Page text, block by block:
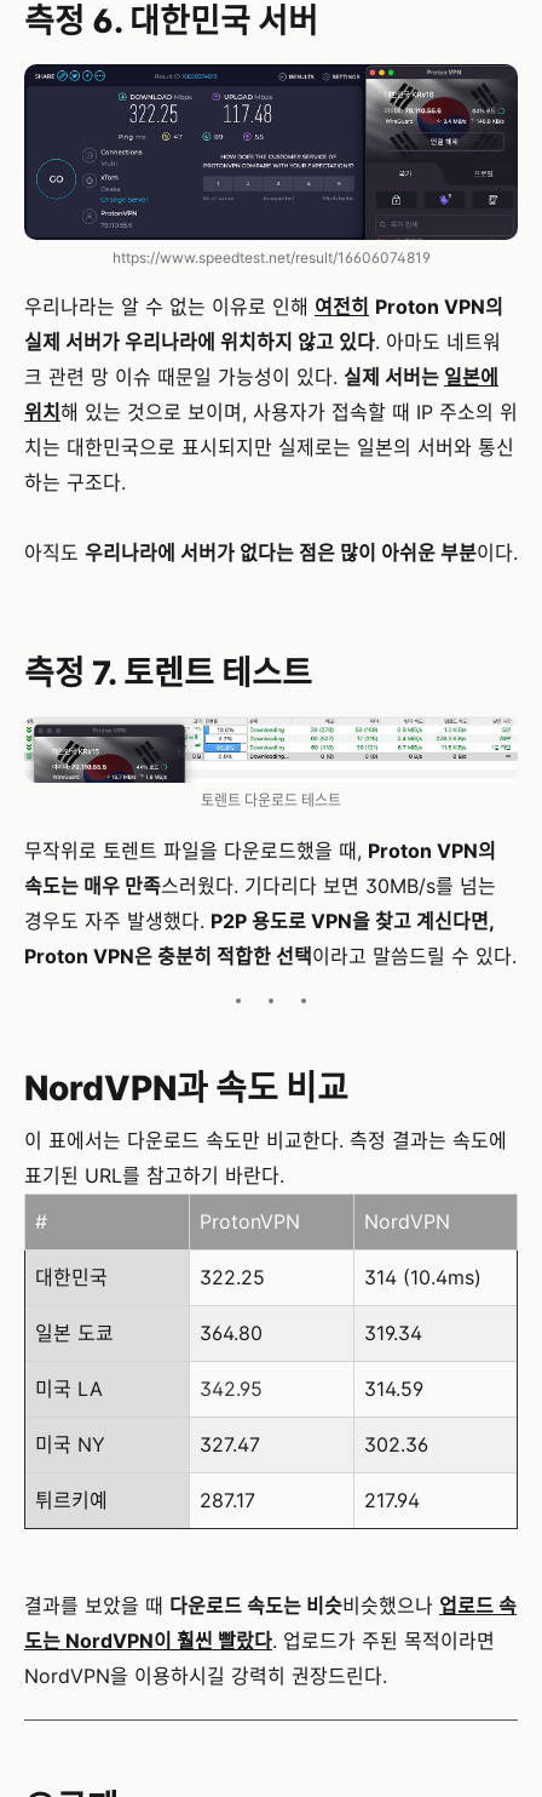
측정 6. 대한민국 서버
https://www.speedtest.net/result/16606074819
우리나라는 알 수 없는 이유로 인해 여전히 Proton VPN의
실제 서버가 우리나라에 위치하지 않고 있다. 아마도 네트워
크 관련 망 이슈 때문일 가능성이 있다. 실제 서버는 일본에
위치 해 있는 것으로 보이며, 사용자가 접속할 때 IP 주소의 위
치는 대한민국으로 표시되지만 실제로는 일본의 서버와 통신
하는 구조다.
아직도 우리나라에 서버가 없다는 점은 많이 아쉬운 부분이다.
측정 7. 토렌트 테스트
토렌트 다운로드 테스트
무작위로 토렌트 파일을 다운로드했을 때, Proton VPN의
속도는 매우 만족스러웠다. 기다리다 보면 30MB/s를 넘는
경우도 자주 발생했다. P2P 용도로 VPN을 찾고 계신다면,
Proton VPN은 충분히 적합한 선택이라고 말씀드릴 수 있다.
NordVPN과 속도 비교
이 표에서는 다운로드 속도만 비교한다. 측정 결과는 속도에
표기된 URL를 참고하기 바란다.
#
ProtonVPN NordVPN
대한민국 322.25 314 (10.4ms)
일본 도쿄 364.80 319.34
미국 LA 342.95 314.59
미국 NY 327.47 302.36
튀르키예 287.17 217.94
결과를 보았을 때 다운로드 속도는 비슷비슷했으나 업로드 속
도는 NordVPN이 훨씬 빨랐다. 업로드가 주된 목적이라면
NordVPN을 이용하시길 강력히 권장드린다.